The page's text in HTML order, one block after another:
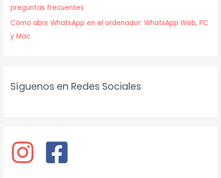
preguntas frecuentes
Cómo abrir WhatsApp en el ordenador: WhatsApp Web, PC
y Mac
Síguenos en Redes Sociales